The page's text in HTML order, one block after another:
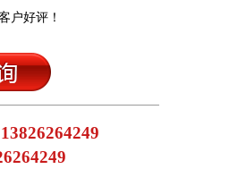
户好评！